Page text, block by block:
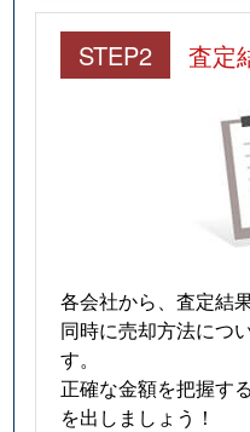
STEP2 査定
各会社から、査定結
同時に売却方法につ
す。
正確な金額を把握す
を出しましょう！